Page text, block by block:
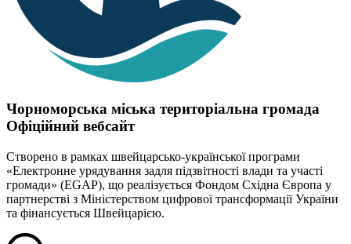
Чорноморська міська територіальна громада
Офіційний вебсайт
Створено в рамках швейцарсько-української програми
«Електронне урядування задля підзвітності влади та участі
громади» (EGAP), що реалізується Фондом Східна Європа у
партнерстві з Міністерством цифрової трансформації України
та фінансується Швейцарією.